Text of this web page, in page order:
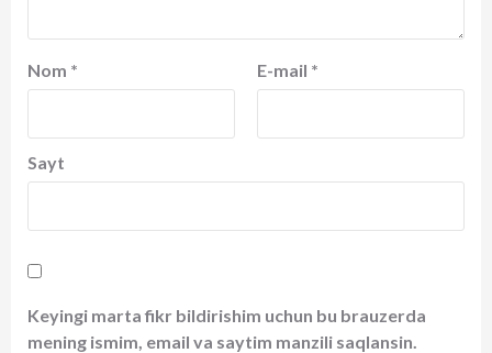
Nom * E-mail *
Sayt
Keyingi marta fikr bildirishim uchun bu brauzerda
mening ismim, email va saytim manzili saqlansin.